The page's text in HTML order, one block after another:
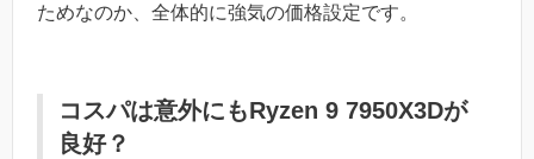
ためなのか、全体的に強気の価格設定です。
コスパは意外にもRyzen 9 7950X3Dが
良好？